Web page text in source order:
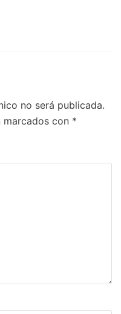
no será publicada.
con *